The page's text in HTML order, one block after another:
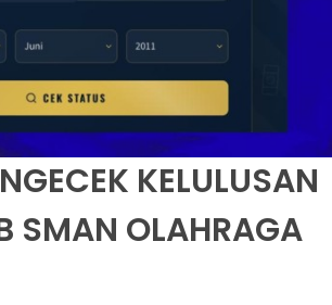
KELULUSAN
SMAN OLAHRAGA